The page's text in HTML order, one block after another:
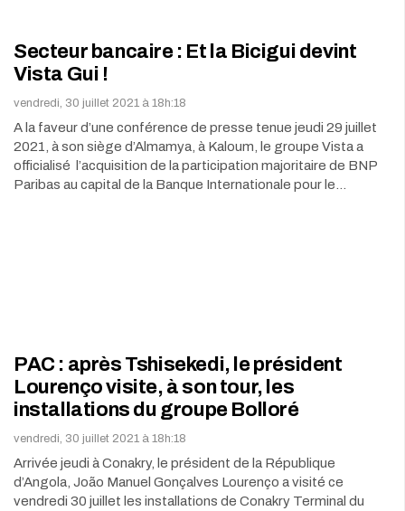
Secteur bancaire : Et la Bicigui devint
Vista Gui !
vendredi, 30 juillet 2021 à 18h:18
A la faveur d’une conférence de presse tenue jeudi 29 juillet
2021, à son siège d’Almamya, à Kaloum, le groupe Vista a
officialisé l’acquisition de la participation majoritaire de BNP
Paribas au capital de la Banque Internationale pour le…
PAC : après Tshisekedi, le président
Lourenço visite, à son tour, les
installations du groupe Bolloré
vendredi, 30 juillet 2021 à 18h:18
Arrivée jeudi à Conakry, le président de la République
d’Angola, João Manuel Gonçalves Lourenço a visité ce
vendredi 30 juillet les installations de Conakry Terminal du